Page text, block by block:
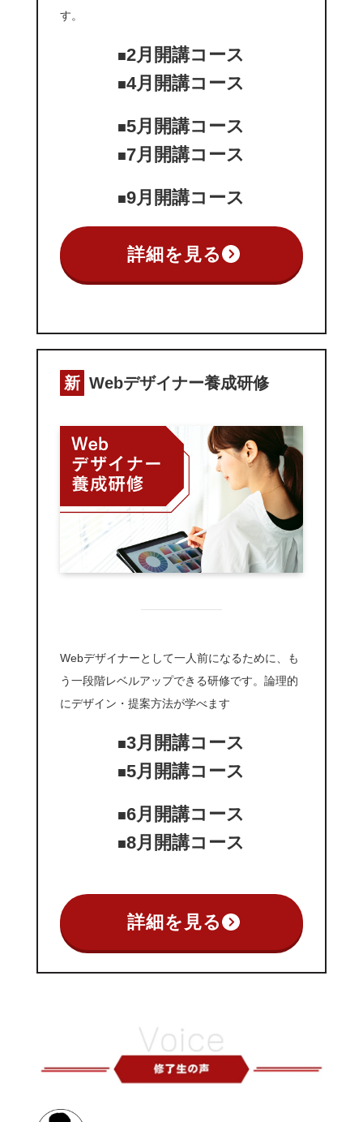
す。
■2月開講コース
■4月開講コース
■5月開講コース
■7月開講コース
■9月開講コース
詳細を見る
新 Webデザイナー養成研修
Webデザイナーとして一人前になるために、も
う一段階レベルアップできる研修です。論理的
にデザイン・提案方法が学べます
■3月開講コース
■5月開講コース
■6月開講コース
■8月開講コース
詳細を見る